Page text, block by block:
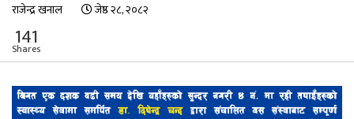
राजेन्द्र खनाल जेष्ठ २८, २०८२
141
Shares